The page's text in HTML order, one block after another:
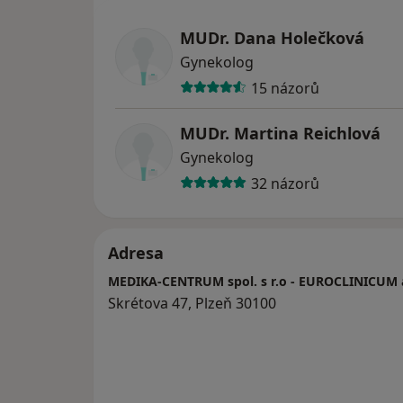
MUDr. Dana Holečková
Gynekolog
15 názorů
MUDr. Martina Reichlová
Gynekolog
32 názorů
Adresa
MEDIKA-CENTRUM spol. s r.o - EUROCLINICUM
Skrétova 47, Plzeň 30100